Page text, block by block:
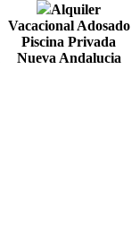
Alquiler
Vacacional Adosado
Piscina Privada
Nueva Andalucia